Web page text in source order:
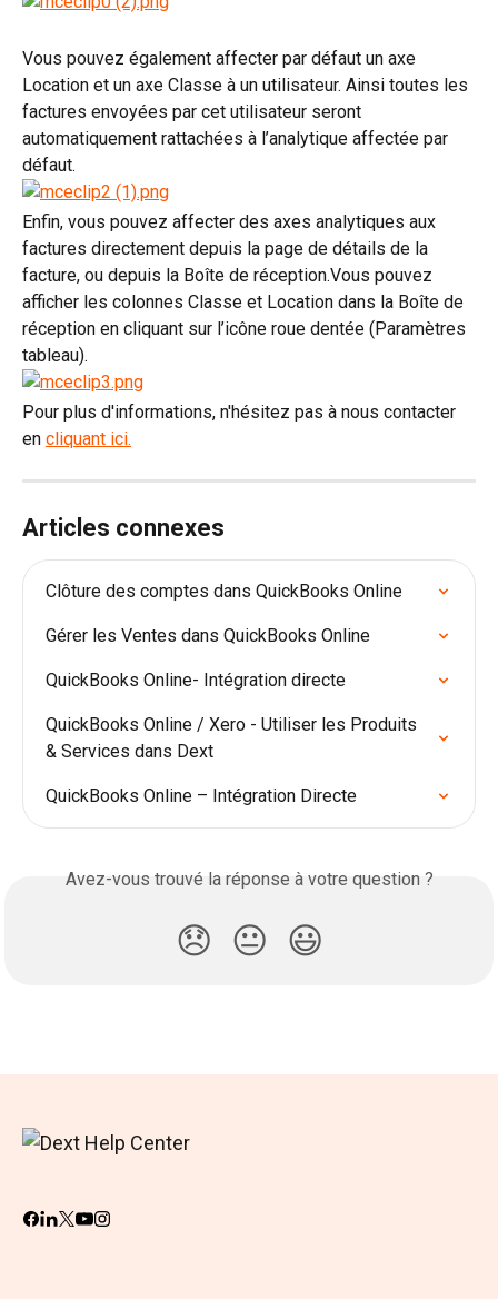
Vous pouvez également affecter par défaut un axe
Location et un axe Classe à un utilisateur. Ainsi toutes les
factures envoyées par cet utilisateur seront
automatiquement rattachées à l’analytique affectée par
défaut.
Enfin, vous pouvez affecter des axes analytiques aux
factures directement depuis la page de détails de la
facture, ou depuis la Boîte de réception.Vous pouvez
afficher les colonnes Classe et Location dans la Boîte de
réception en cliquant sur l’icône roue dentée (Paramètres
tableau).
Pour plus d'informations, n'hésitez pas à nous contacter
en cliquant ici.
Articles connexes
Clôture des comptes dans QuickBooks Online
Gérer les Ventes dans QuickBooks Online
QuickBooks Online- Intégration directe
QuickBooks Online / Xero - Utiliser les Produits
& Services dans Dext
QuickBooks Online – Intégration Directe
Avez-vous trouvé la réponse à votre question ?
😞 😐 😃